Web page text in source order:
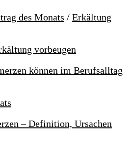
des Monats / Erkältung
vorbeugen
– Definition, Ursachen